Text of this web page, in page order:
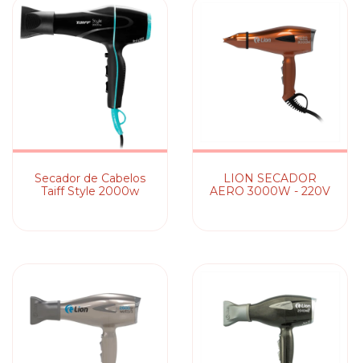
Secador de Cabelos
Taiff Style 2000w
LION SECADOR
AERO 3000W - 220V